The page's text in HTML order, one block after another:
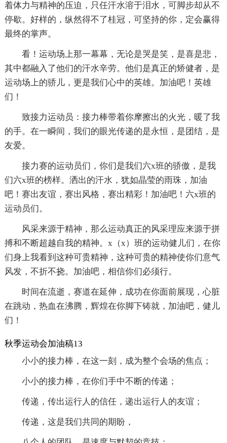
着体力与精神的压迫，只任汗水溶于泪水，可脚步却从不
停歇。好样的，纵然得不了桂冠，可坚持的你，定会赢得
最终的掌声。
看！运动场上那一幕幕，无论是哭是笑，是喜是悲，
其中都融入了他们的汗水辛劳。他们是真正的矫健者，是
运动场上的骄儿，更是我们心中的英雄。加油吧！英雄
们！
致接力运动员：接力棒带着你摩擦出的火光，暖了我
的手。在一瞬间，我们的眼光传递的是永恒，是团结，是
友爱。
接力赛的运动员们，你们是我们六x班的骄傲，是我
们六x班的榜样。洒出的汗水，犹如晶莹的雨珠，加油
吧！赛出友谊，赛出风格，赛出精彩！加油吧！六x班的
运动员们。
风采来源于精神，那么运动真正的风采理应来源于拼
搏和不断超越自我的精神。x（x）班的运动健儿们，在你
们身上我看到这种可贵精神，这种可贵的精神使你们意气
风发，不折不挠。加油吧，相信你们必须行。
时间在流逝，赛道在延伸，成功在你面前展现，心脏
在跳动，热血在沸腾，辉煌在你脚下铸就，加油吧，健儿
们！
秋季运动会加油稿13
小小的接力棒，在这一刻，成为整个会场的焦点；
小小的接力棒，在你们手中不断的传递；
传递，传出运行人的信任，递出运行人的友谊；
传递，这是我们共同的期盼，